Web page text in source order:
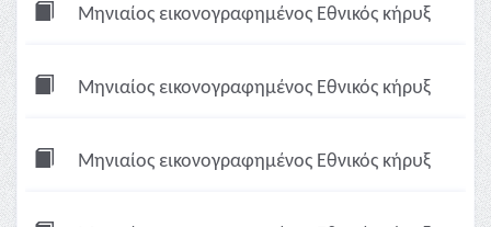
Μηνιαίος εικονογραφημένος Εθνικός κήρυξ
Μηνιαίος εικονογραφημένος Εθνικός κήρυξ
Μηνιαίος εικονογραφημένος Εθνικός κήρυξ